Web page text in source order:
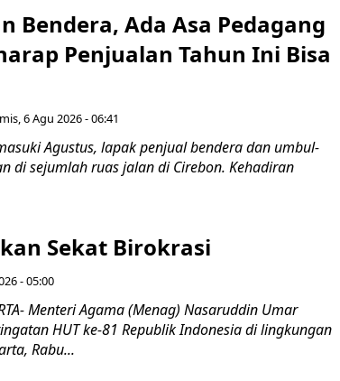
Bendera, Ada Asa Pedagang
Penjualan Tahun Ini Bisa
6 Agu 2026 - 06:41
Agustus, lapak penjual bendera dan umbul-
di sejumlah ruas jalan di Cirebon. Kehadiran
Sekat Birokrasi
- 05:00
Menteri Agama (Menag) Nasaruddin Umar
HUT ke-81 Republik Indonesia di lingkungan
Rabu...